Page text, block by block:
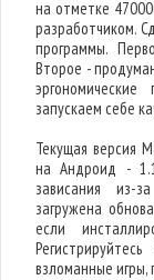
на отметке
разработчиком.
программы.
Второе -
запускаем себе
Текущая версия
на Андроид -
зависания из-
загружена
если
взломанные